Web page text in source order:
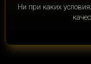
Ни при каких